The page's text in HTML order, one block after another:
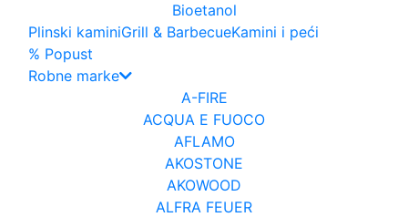
Bioetanol
Plinski kaminiGrill & BarbecueKamini i peći
% Popust
Robne marke
A-FIRE
ACQUA E FUOCO
AFLAMO
AKOSTONE
AKOWOOD
ALFRA FEUER